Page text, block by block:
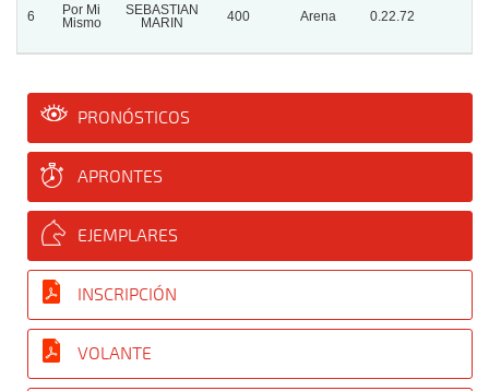
6
Por Mi
Mismo
SEBASTIAN
MARIN
400 Arena 0.22.72
PRONÓSTICOS
APRONTES
EJEMPLARES
INSCRIPCIÓN
VOLANTE